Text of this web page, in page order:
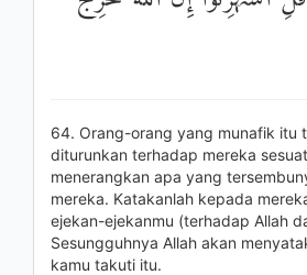
64. Orang-orang yang munafik itu
diturunkan terhadap mereka
menerangkan apa yang
mereka. Katakanlah kepada
ejekan-ejekanmu (terhadap Allah
Sesungguhnya Allah akan
kamu takuti itu.